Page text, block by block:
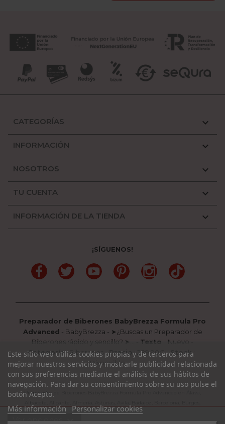
Ver opcionesexpand_more
CATEGORÍAS 
INFORMACIÓN 
NOSOTROS 
TU CUENTA 
INFORMACIÓN DE LA TIENDA 
¡SÍGUENOS!
FacebookTwitter YouTube PinterestInstagramTikTok
Preparador de Biberones BabyBrezza Formula Pro
Advanced - BabyBrezza - ➤¿Buscas un Preparador de
Biberones rápido y sencillo? ➤...
Texto : Nuevo
Categoría:Biberones -Precio : 289.90€ -Stock:
Disponible
Este sitio web utiliza cookies propias y de terceros para
mejorar nuestros servicios y mostrarle publicidad relacionada
con sus preferencias mediante el análisis de sus hábitos de
navegación. Para dar su consentimiento sobre su uso pulse el
botón Acepto.
Más información Personalizar cookies
Preparador de Biberones BabyBrezza Formula Pro Advanced en Álava,
Cáceres, Cádiz, Cantabria, Castellón, Ciudad Real, Córdoba, La Coruña, La